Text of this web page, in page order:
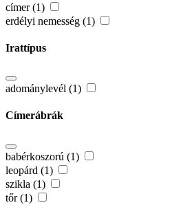
címer (1)
erdélyi nemesség (1)
Irattípus
adománylevél (1)
Címerábrák
babérkoszorú (1)
leopárd (1)
szikla (1)
tőr (1)